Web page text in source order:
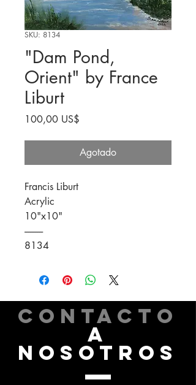
SKU: 8134
"Dam Pond,
Orient" by France
Liburt
100,00 US$
Agotado
Francis Liburt
Acrylic
10"x10"
----------
8134
CONTACTO
A
NOSOTROS